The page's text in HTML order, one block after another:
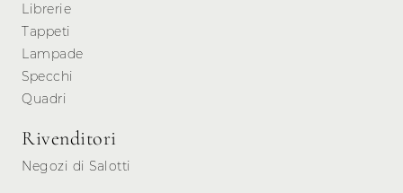
Librerie
Tappeti
Lampade
Specchi
Quadri
Rivenditori
Negozi di Salotti